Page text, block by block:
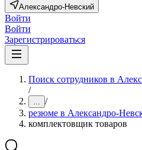
Александро-Невский
Войти
Войти
Зарегистрироваться
Поиск сотрудников в
/
... /
резюме в Александро-
комплектовщик товаров